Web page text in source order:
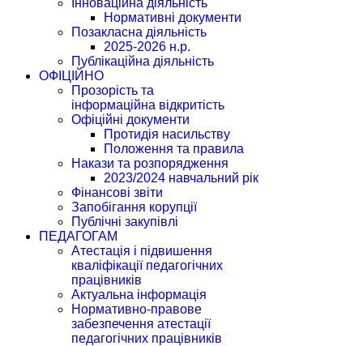
Інноваційна діяльність
Нормативні документи
Позакласна діяльність
2025-2026 н.р.
Публікаційна діяльність
ОФІЦІЙНО
Прозорість та
інформаційна відкритість
Офіційні документи
Протидія насильству
Положення та правила
Накази та розпорядження
2023/2024 навчальний рік
Фінансові звіти
Запобігання корупції
Публічні закупівлі
ПЕДАГОГАМ
Атестація і підвишення
кваліфікації педагогічних
працівників
Актуальна інформація
Нормативно-правове
забезпечення атестації
педагогічних працівників